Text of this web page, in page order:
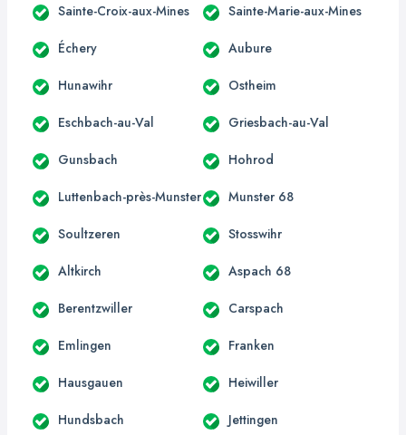
Sainte-Croix-aux-Mines Sainte-Marie-aux-Mines
Échery Aubure
Hunawihr Ostheim
Eschbach-au-Val Griesbach-au-Val
Gunsbach Hohrod
Luttenbach-près-Munster Munster 68
Soultzeren Stosswihr
Altkirch Aspach 68
Berentzwiller Carspach
Emlingen Franken
Hausgauen Heiwiller
Hundsbach Jettingen